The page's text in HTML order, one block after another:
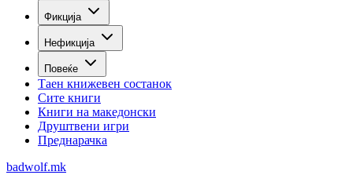
Фикција
Нефикција
Повеќе
Таен книжевен состанок
Сите книги
Книги на македонски
Друштвени игри
Преднарачка
badwolf.mk